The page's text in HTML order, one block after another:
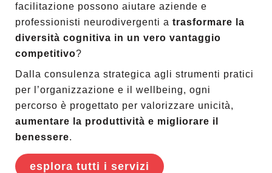
facilitazione possono aiutare aziende e
professionisti neurodivergenti a trasformare la
diversità cognitiva in un vero vantaggio
competitivo?
Dalla consulenza strategica agli strumenti pratici
per l’organizzazione e il wellbeing, ogni
percorso è progettato per valorizzare unicità,
aumentare la produttività e migliorare il
benessere.
esplora tutti i servizi